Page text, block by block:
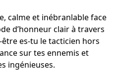
calme et inébranlable face
d’honneur clair à travers
es-tu le tacticien hors
sur tes ennemis et
ingénieuses.